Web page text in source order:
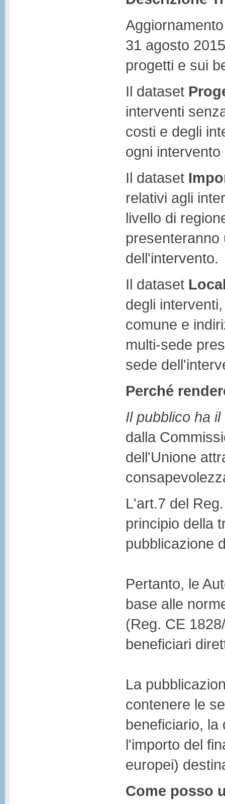
31 agosto
progetti e sui
Il dataset
interventi
costi e degli
ogni intervento
Il dataset
relativi agli
livello di
dell'intervento.
Il dataset
degli
comune e
multi-sede
sede
Perché
Il pubblico ha
dalla
dell'Unione
L'art.7 del
principio della
pubblicazione
Pertanto, le
base alle
(Reg. CE
beneficiari
La
contenere le
beneficiario, la
l'importo del
europei)
Come posso